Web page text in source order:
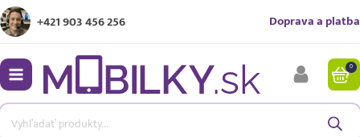
+421 903 456 256 Doprava a platba
0